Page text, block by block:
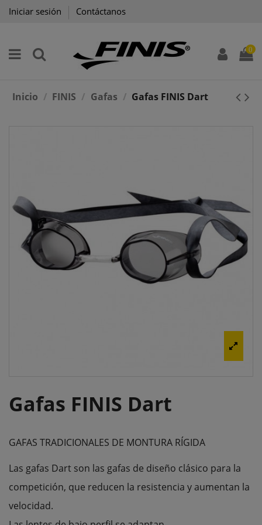
Iniciar sesión Contáctanos
0
Inicio FINIS Gafas Gafas FINIS Dart
Gafas FINIS Dart
GAFAS TRADICIONALES DE MONTURA RÍGIDA
Las gafas Dart son las gafas de diseño clásico para la
competición, que reducen la resistencia y aumentan la
velocidad.